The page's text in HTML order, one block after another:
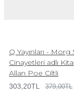
Q Yayınları - Morg
Cinayetleri adlı
Allan Poe Ciltli
303,20TL 379,00TL